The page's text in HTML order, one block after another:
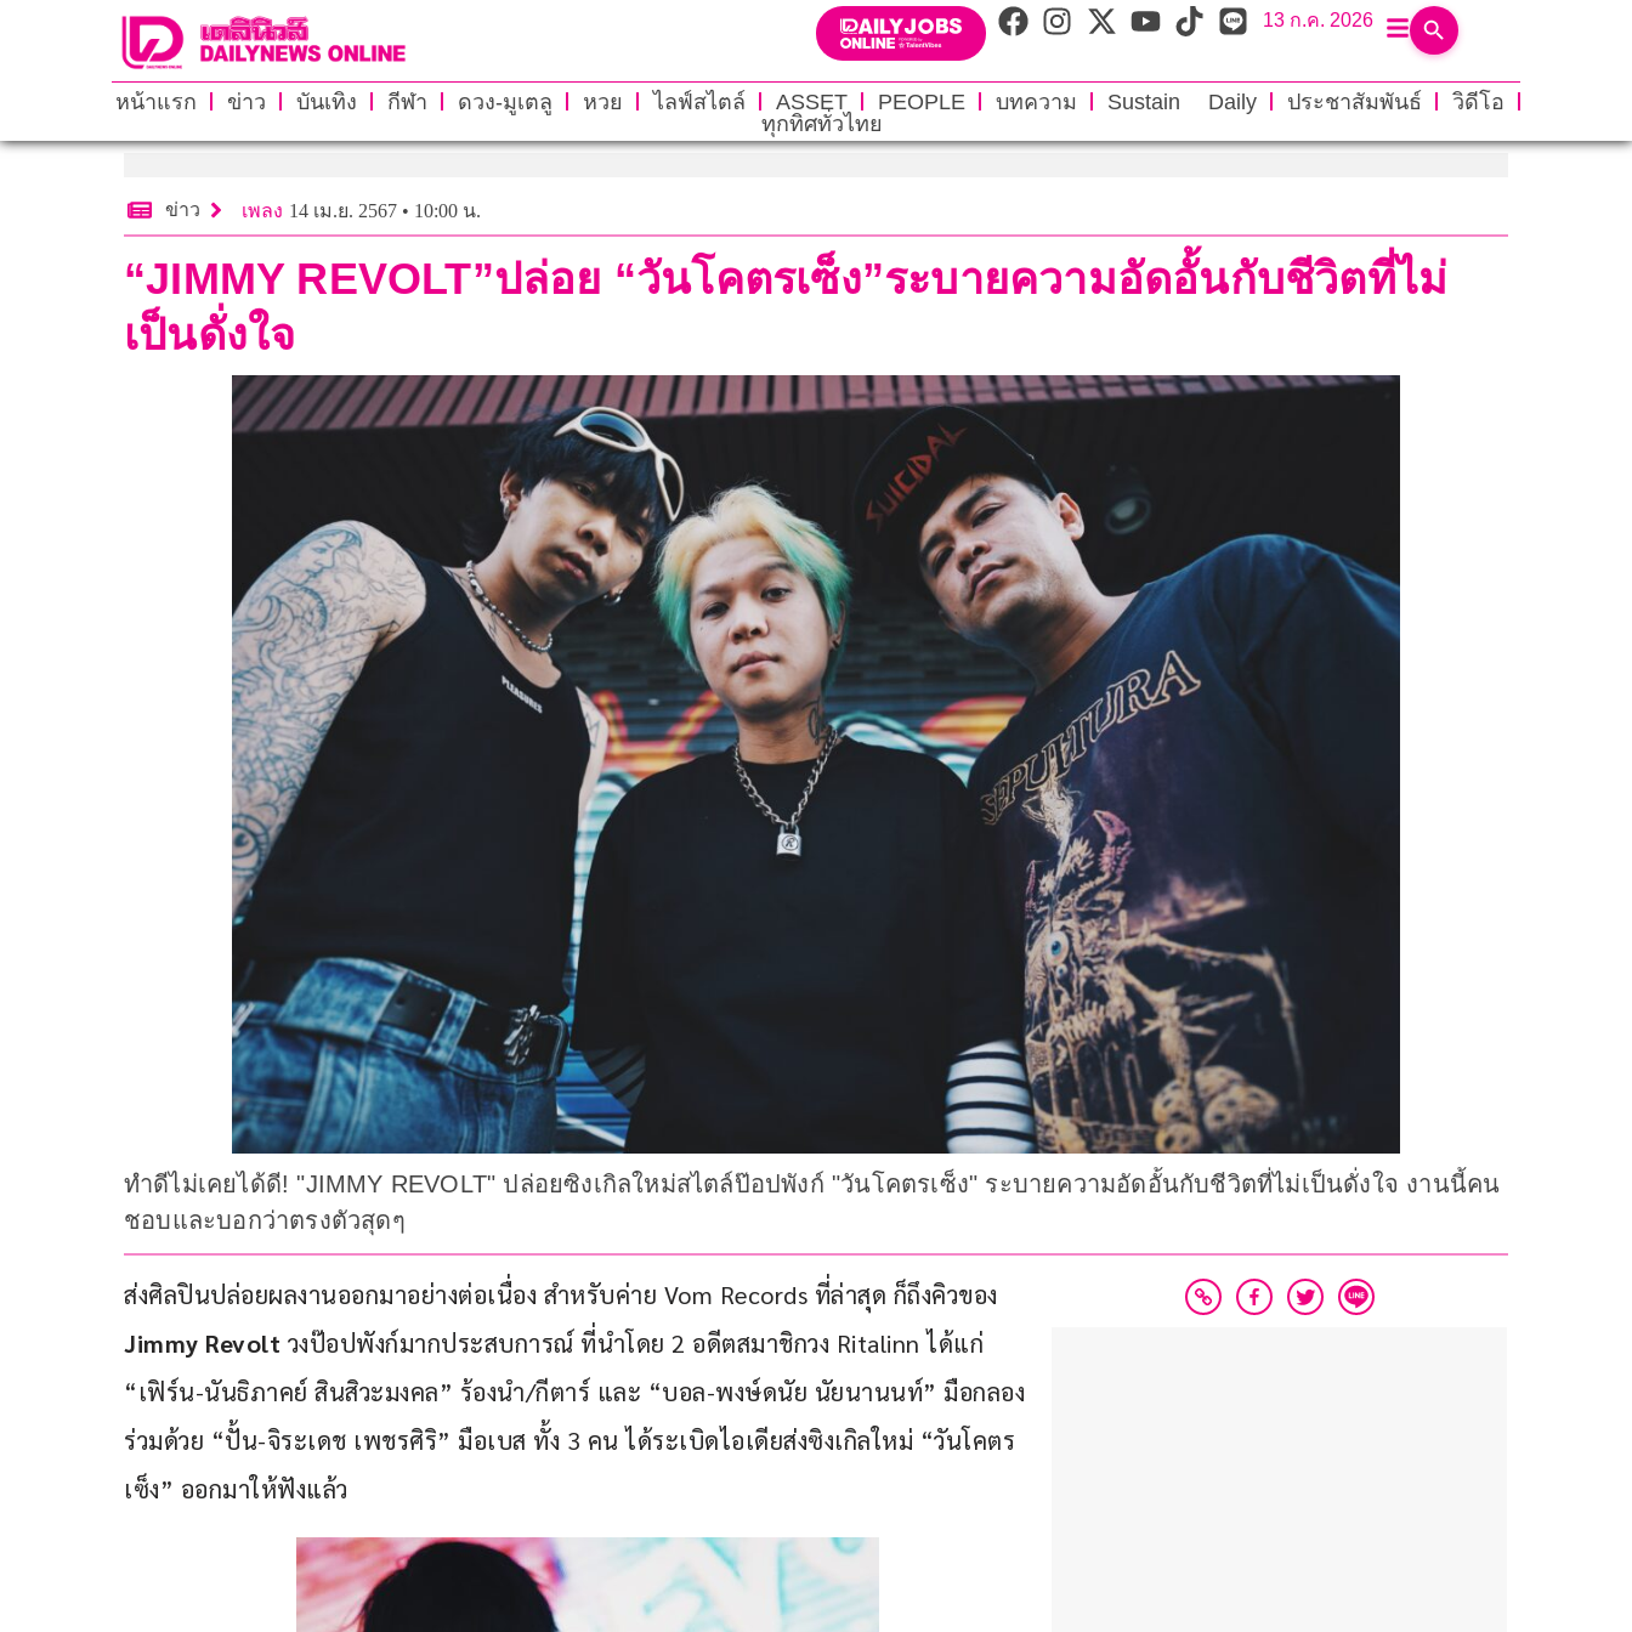
13 ก.ค. 2026
หน้าแรก ข่าว บันเทิง กีฬา ดวง-มูเตลู หวย ไลฟ์สไตล์ ASSET PEOPLE บทความ Sustain Daily ประชาสัมพันธ์
วิดีโอ
ทุกทิศทั่วไทย
ข่าว เพลง 14 เม.ย. 2567 • 10:00 น.
“JIMMY REVOLT”ปล่อย “วันโคตรเซ็ง”ระบายความอัดอั้นกับชีวิตที่ไม่
เป็นดั่งใจ
ทำดีไม่เคยได้ดี! "JIMMY REVOLT" ปล่อยซิงเกิลใหม่สไตล์ป๊อปพังก์ "วันโคตรเซ็ง" ระบายความอัดอั้นกับชีวิตที่ไม่เป็นดั่งใจ งานนี้คน
ชอบและบอกว่าตรงตัวสุดๆ
ส่งศิลปินปล่อยผลงานออกมาอย่างต่อเนื่อง สำหรับค่าย Vom Records ที่ล่าสุด ก็ถึงคิวของ
Jimmy Revolt วงป๊อปพังก์มากประสบการณ์ ที่นำโดย 2 อดีตสมาชิกวง Ritalinn ได้แก่
“เฟิร์น-นันธิภาคย์ สินสิวะมงคล” ร้องนำ/กีตาร์ และ “บอล-พงษ์ดนัย นัยนานนท์” มือกลอง
ร่วมด้วย “ปั้น-จิระเดช เพชรศิริ” มือเบส ทั้ง 3 คน ได้ระเบิดไอเดียส่งซิงเกิลใหม่ “วันโคตร
เซ็ง” ออกมาให้ฟังแล้ว